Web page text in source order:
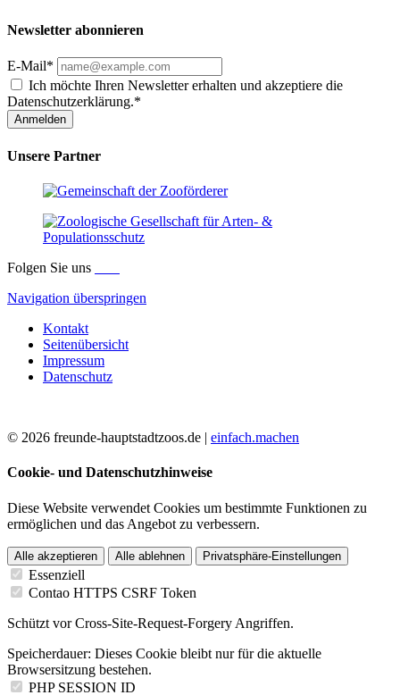
Newsletter abonnieren
E-Mail*
Ich möchte Ihren Newsletter erhalten und akzeptiere die
Datenschutzerklärung.*
Anmelden
Unsere Partner
Folgen Sie uns
Navigation überspringen
Kontakt
Seitenübersicht
Impressum
Datenschutz
© 2026 freunde-hauptstadtzoos.de | einfach.machen
Cookie- und Datenschutzhinweise
Diese Website verwendet Cookies um bestimmte Funktionen zu
ermöglichen und das Angebot zu verbessern.
Alle akzeptieren Alle ablehnen Privatsphäre-Einstellungen
Essenziell
Contao HTTPS CSRF Token
Schützt vor Cross-Site-Request-Forgery Angriffen.
Speicherdauer: Dieses Cookie bleibt nur für die aktuelle
Browsersitzung bestehen.
PHP SESSION ID